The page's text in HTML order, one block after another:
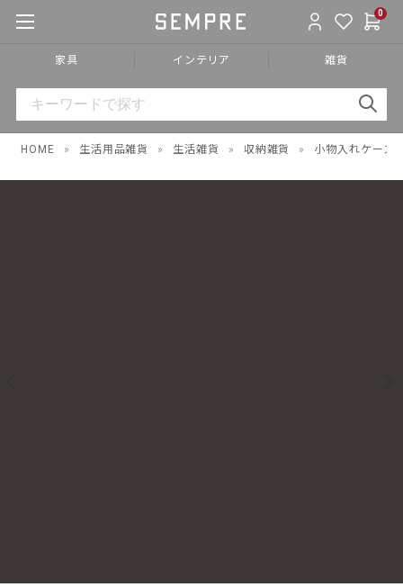
0
家具 インテリア 雑貨
HOME » 生活用品雑貨 » 生活雑貨 » 収納雑貨 » 小物入れケース